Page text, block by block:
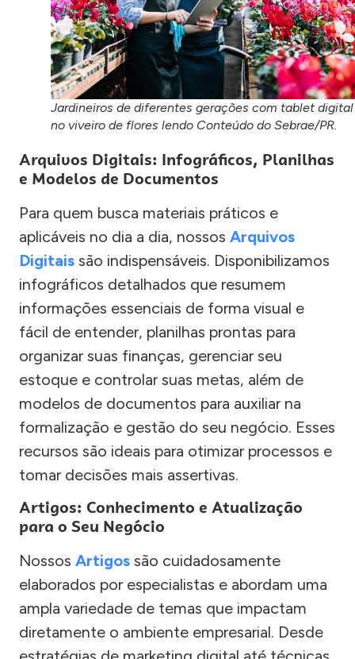
Jardineiros de diferentes gerações com tablet digital
no viveiro de flores lendo Conteúdo do Sebrae/PR.
Arquivos Digitais: Infográficos, Planilhas
e Modelos de Documentos
Para quem busca materiais práticos e
aplicáveis no dia a dia, nossos Arquivos
Digitais são indispensáveis. Disponibilizamos
infográficos detalhados que resumem
informações essenciais de forma visual e
fácil de entender, planilhas prontas para
organizar suas finanças, gerenciar seu
estoque e controlar suas metas, além de
modelos de documentos para auxiliar na
formalização e gestão do seu negócio. Esses
recursos são ideais para otimizar processos e
tomar decisões mais assertivas.
Artigos: Conhecimento e Atualização
para o Seu Negócio
Nossos Artigos são cuidadosamente
elaborados por especialistas e abordam uma
ampla variedade de temas que impactam
diretamente o ambiente empresarial. Desde